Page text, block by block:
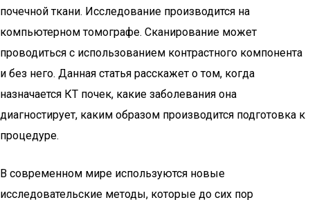
почечной ткани. Исследование производится на
компьютерном томографе. Сканирование может
проводиться с использованием контрастного компонента
и без него. Данная статья расскажет о том, когда
назначается КТ почек, какие заболевания она
диагностирует, каким образом производится подготовка к
процедуре.
В современном мире используются новые
исследовательские методы, которые до сих пор